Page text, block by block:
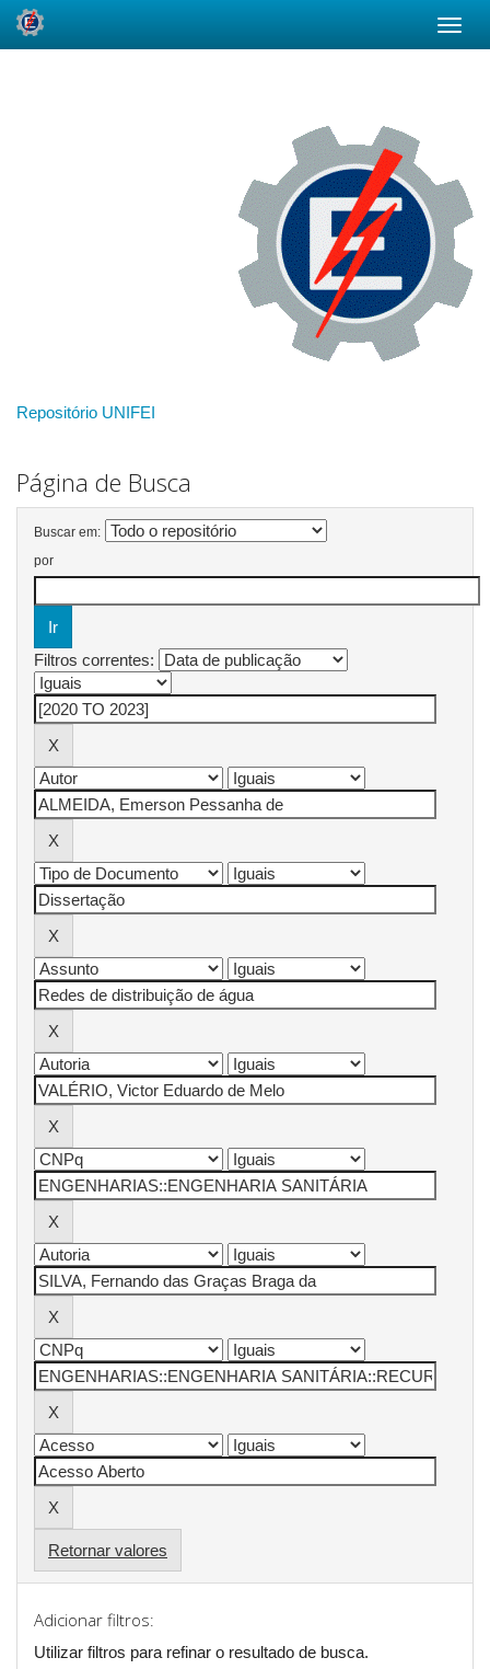
Repositório UNIFEI
Página de Busca
Buscar em:
por
Filtros correntes:
Retornar valores
Adicionar filtros:
Utilizar filtros para refinar o resultado de busca.